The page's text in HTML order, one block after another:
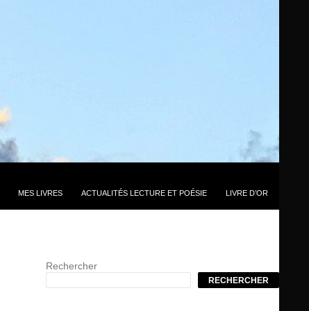
MES LIVRES ACTUALITÉS LECTURE ET POÉSIE LIVRE D’OR
Rechercher
RECHERCHER